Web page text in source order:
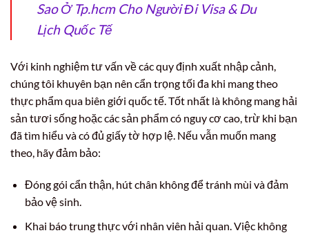
Sao Ở Tp.hcm Cho Người Đi Visa & Du
Lịch Quốc Tế
Với kinh nghiệm tư vấn về các quy định xuất nhập cảnh,
chúng tôi khuyên bạn nên cẩn trọng tối đa khi mang theo
thực phẩm qua biên giới quốc tế. Tốt nhất là không mang hải
sản tươi sống hoặc các sản phẩm có nguy cơ cao, trừ khi bạn
đã tìm hiểu và có đủ giấy tờ hợp lệ. Nếu vẫn muốn mang
theo, hãy đảm bảo:
Đóng gói cẩn thận, hút chân không để tránh mùi và đảm
bảo vệ sinh.
Khai báo trung thực với nhân viên hải quan. Việc không